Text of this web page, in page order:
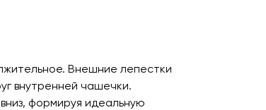
Внешние лепестки
внутренней чашечки.
формируя идеальную